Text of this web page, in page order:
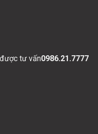
tư vấn0986.21.7777